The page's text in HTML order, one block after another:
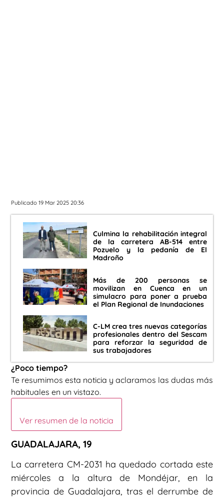
Publicado 19 Mar 2025 20:36
Culmina la rehabilitación integral
de la carretera AB-514 entre
Pozuelo y la pedanía de El
Madroño
Más de 200 personas se
movilizan en Cuenca en un
simulacro para poner a prueba
el Plan Regional de Inundaciones
C-LM crea tres nuevas categorías
profesionales dentro del Sescam
para reforzar la seguridad de
sus trabajadores
¿Poco tiempo?
Te resumimos esta noticia y aclaramos las dudas más
habituales en un vistazo.
Ver resumen de la noticia
GUADALAJARA, 19
La carretera CM-2031 ha quedado cortada este
miércoles a la altura de Mondéjar, en la
provincia de Guadalajara, tras el derrumbe de